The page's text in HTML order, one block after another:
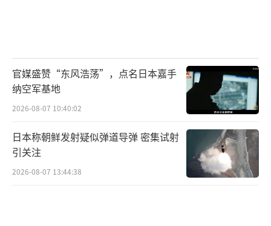
官媒盛赞“东风浩荡”，点名日本嘉手
纳空军基地
2026-08-07 10:40:02
日本称朝鲜发射疑似弹道导弹 密集试射
引关注
2026-08-07 13:44:38